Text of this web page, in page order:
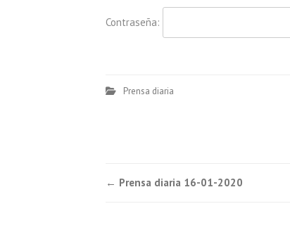
Contraseña:
Prensa diaria
Post
← Prensa diaria 16-01-2020